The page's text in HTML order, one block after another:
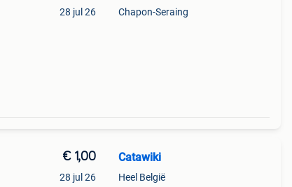
28 jul 26 Chapon-Seraing
€ 1,00
28 jul 26
Catawiki
Heel België